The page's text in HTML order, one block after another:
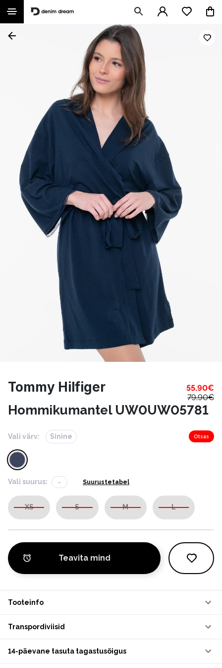
Tommy Hilfiger 55.90€
79.90€
Hommikumantel UW0UW05781
Vali värv: Sinine Otsas
Vali suurus: - Suurustetabel
XS S M L
Teavita mind
Tooteinfo
Transpordiviisid
14-päevane tasuta tagastusõigus